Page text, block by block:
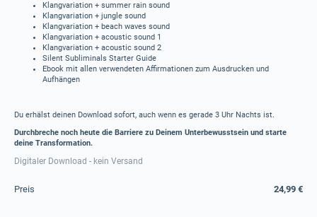
Klangvariation + summer rain sound
Klangvariation + jungle sound
Klangvariation + beach waves sound
Klangvariation + acoustic sound 1
Klangvariation + acoustic sound 2
Silent Subliminals Starter Guide
Ebook mit allen verwendeten Affirmationen zum Ausdrucken und
Aufhängen
Du erhälst deinen Download sofort, auch wenn es gerade 3 Uhr Nachts ist.
Durchbreche noch heute die Barriere zu Deinem Unterbewusstsein und starte
deine Transformation.
Digitaler Download - kein Versand
Preis 24,99 €